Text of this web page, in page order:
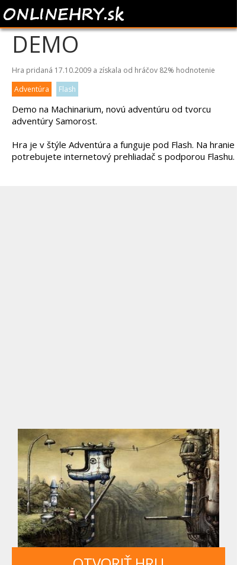
MACHINARIUM
DEMO
Hra pridaná 17.10.2009 a získala od hráčov 82% hodnotenie
Adventúra
Flash
Demo na Machinarium, novú adventúru od tvorcu
adventúry Samorost.
Hra je v štýle Adventúra a funguje pod Flash. Na hranie
potrebujete internetový prehliadač s podporou Flashu.